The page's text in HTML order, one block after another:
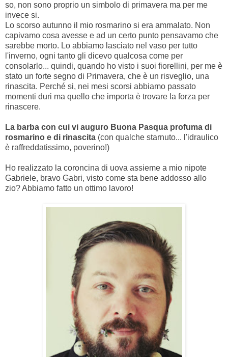
so, non sono proprio un simbolo di primavera ma per me
invece si.
Lo scorso autunno il mio rosmarino si era ammalato. Non
capivamo cosa avesse e ad un certo punto pensavamo che
sarebbe morto. Lo abbiamo lasciato nel vaso per tutto
l'inverno, ogni tanto gli dicevo qualcosa come per
consolarlo... quindi, quando ho visto i suoi fiorellini, per me è
stato un forte segno di Primavera, che è un risveglio, una
rinascita. Perché si, nei mesi scorsi abbiamo passato
momenti duri ma quello che importa è trovare la forza per
rinascere.
La barba con cui vi auguro Buona Pasqua profuma di
rosmarino e di rinascita (con qualche starnuto... l'idraulico
è raffreddatissimo, poverino!)
Ho realizzato la coroncina di uova assieme a mio nipote
Gabriele, bravo Gabri, visto come sta bene addosso allo
zio? Abbiamo fatto un ottimo lavoro!